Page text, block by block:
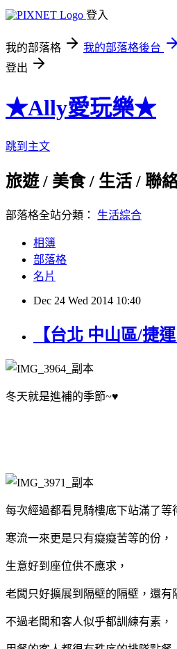
登入
我的部落格 我的部落格後台
登出
★Ally愛玩樂★
跳到主文
旅遊 / 美食 / 生活 / 聯
部落格全站分類： 生活綜合
相簿
部落格
名片
Dec 24 Wed 2014 10:40
【台北 中山區/捷
冬天就是進補的季節~♥
每次經過都看見騎樓底下站滿了等
寒流一來更是只有癡癡苦等的份，
生意好到座位供不應求，
老闆只好擴展到隔壁的隔壁，還
不過老闆和客人似乎都訓練有素，